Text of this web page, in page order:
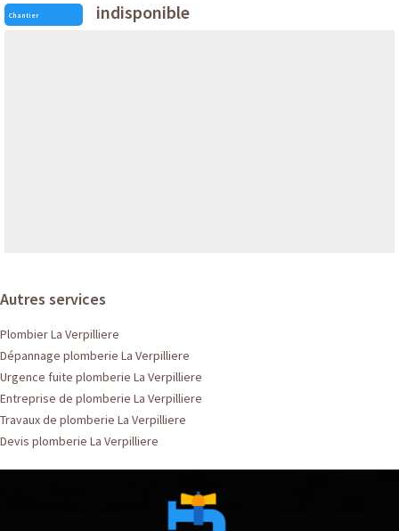
Chantier indisponible
Autres services
Plombier La Verpilliere
Dépannage plomberie La Verpilliere
Urgence fuite plomberie La Verpilliere
Entreprise de plomberie La Verpilliere
Travaux de plomberie La Verpilliere
Devis plomberie La Verpilliere